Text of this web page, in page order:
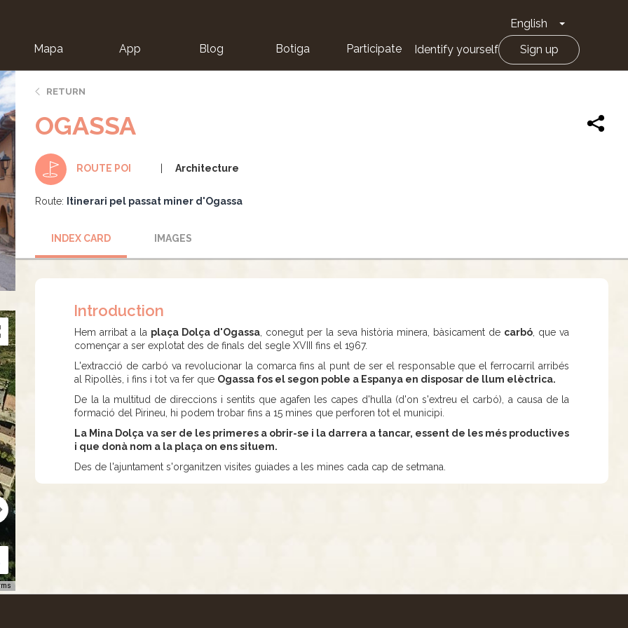
English Toggle
Mapa App Blog Botiga Participate Identify yourself Sign up
RETURN
OGASSA
ROUTE POI Architecture
Route: Itinerari pel passat miner d'Ogassa
INDEX CARD IMAGES
Introduction
Hem arribat a la plaça Dolça d'Ogassa , conegut per la seva història minera, bàsicament de carbó , que va
començar a ser explotat des de finals del segle XVIII fins el 1967.
L'extracció de carbó va revolucionar la comarca fins al punt de ser el responsable que el ferrocarril arribés
al Ripollès, i fins i tot va fer que Ogassa fos el segon poble a Espanya en disposar de llum elèctrica.
De la la multitud de direccions i sentits que agafen les capes d'hulla (d'on s'extreu el carbó), a causa de la
formació del Pirineu, hi podem trobar fins a 15 mines que perforen tot el municipi.
La Mina Dolça va ser de les primeres a obrir-se i la darrera a tancar, essent de les més productives
i que donà nom a la plaça on ens situem.
Des de l'ajuntament s'organitzen visites guiades a les mines cada cap de setmana.